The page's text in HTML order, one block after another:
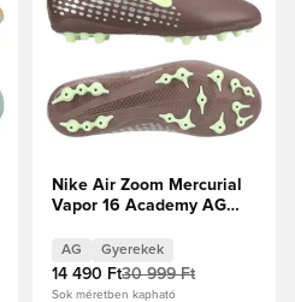
Nike Air Zoom Mercurial
Vapor 16 Academy AG
Plum Eclipse/Metál ezüst
Gyerek
AG Gyerekek
14 490 Ft30 999 Ft
Sok méretben kapható